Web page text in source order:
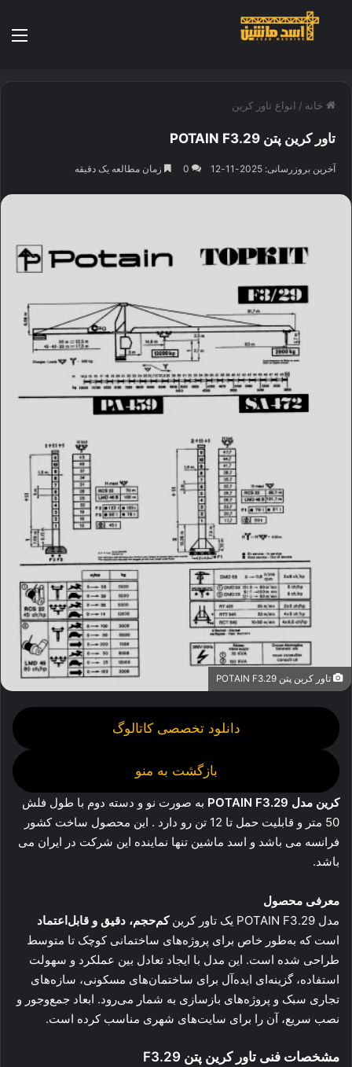
خانه / انواع تاور کرین
تاور کرین پتن POTAIN F3.29
آخرین بروزرسانی: 2025-11-12 0 زمان مطالعه یک دقیقه
تاور کرین پتن POTAIN F3.29
دانلود تخصصی کاتالوگ
بازگشت به منو
کرین مدل POTAIN F3.29
به صورت نو و دسته دوم با طول فلش
50 متر و قابلیت حمل تا 12 تن رو دارد . این محصول ساخت کشور
فرانسه می باشد و اسد ماشین تنها نماینده این شرکت در ایران می
باشد.
معرفی محصول
مدل POTAIN F3.29 یک تاور کرین
کم‌حجم، دقیق و قابل‌اعتماد
است که به‌طور خاص برای پروژه‌های ساختمانی کوچک تا متوسط
طراحی شده است. این مدل با ایجاد تعادل بین عملکرد و سهولت
استفاده، گزینه‌ای ایده‌آل برای ساختمان‌های مسکونی، سازه‌های
تجاری سبک و پروژه‌های بازسازی به شمار می‌رود. ابعاد جمع‌وجور و
نصب سریع، آن را برای سایت‌های شهری مناسب کرده است.
مشخصات فنی تاور کرین پتن F3.29